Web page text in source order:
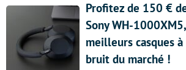
Profitez de 150 €
Sony WH-
meilleurs casques
bruit du marché !